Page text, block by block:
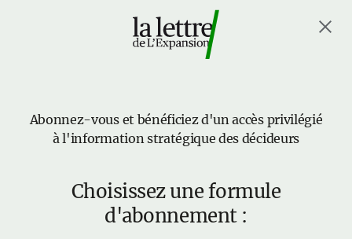
Abonnez-vous et bénéficiez d'un accès privilégié
à l'information stratégique des décideurs
Choisissez une formule
d'abonnement :